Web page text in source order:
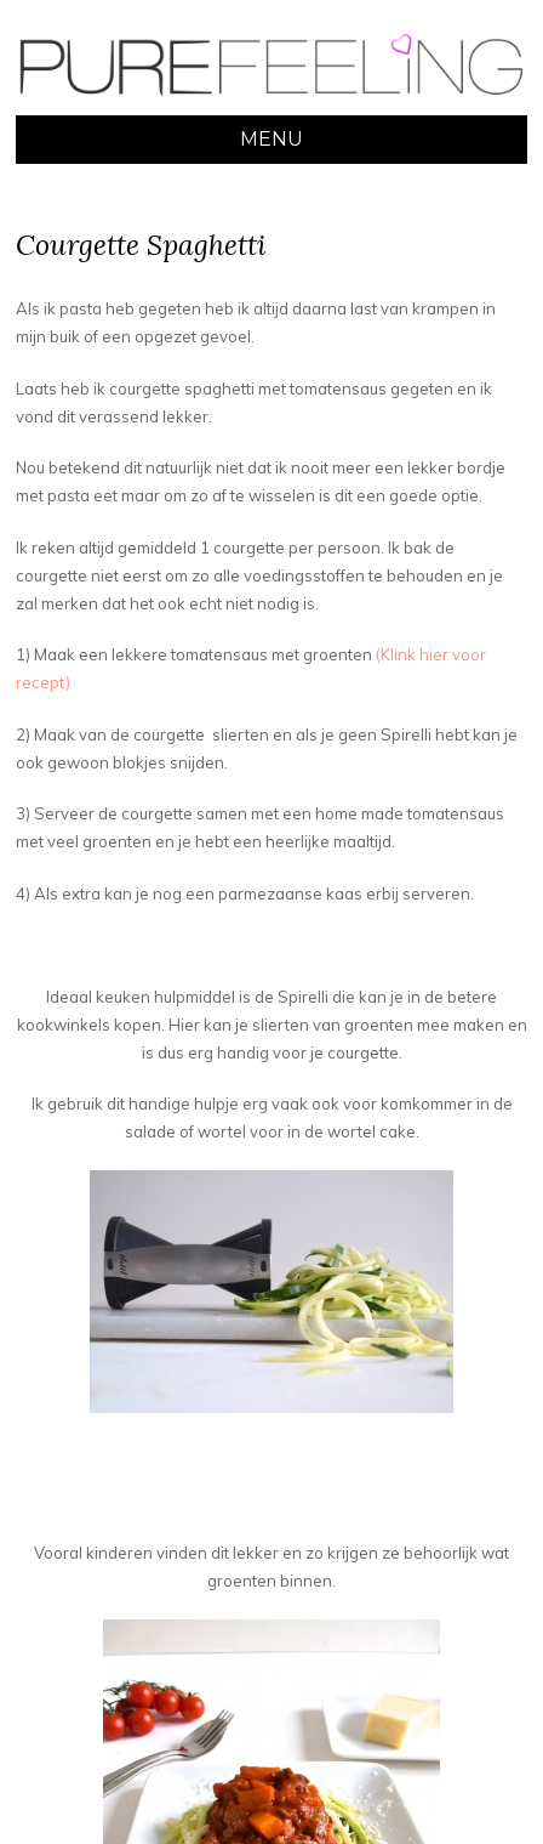
MENU
CONTENT
Courgette Spaghetti
Als ik pasta heb gegeten heb ik altijd daarna last van krampen in
mijn buik of een opgezet gevoel.
Laats heb ik courgette spaghetti met tomatensaus gegeten en ik
vond dit verassend lekker.
Nou betekend dit natuurlijk niet dat ik nooit meer een lekker bordje
met pasta eet maar om zo af te wisselen is dit een goede optie.
Ik reken altijd gemiddeld 1 courgette per persoon. Ik bak de
courgette niet eerst om zo alle voedingsstoffen te behouden en je
zal merken dat het ook echt niet nodig is.
1) Maak een lekkere tomatensaus met groenten (Klink hier voor
recept)
2) Maak van de courgette slierten en als je geen Spirelli hebt kan je
ook gewoon blokjes snijden.
3) Serveer de courgette samen met een home made tomatensaus
met veel groenten en je hebt een heerlijke maaltijd.
4) Als extra kan je nog een parmezaanse kaas erbij serveren.
Ideaal keuken hulpmiddel is de Spirelli die kan je in de betere
kookwinkels kopen. Hier kan je slierten van groenten mee maken en
is dus erg handig voor je courgette.
Ik gebruik dit handige hulpje erg vaak ook voor komkommer in de
salade of wortel voor in de wortel cake.
Vooral kinderen vinden dit lekker en zo krijgen ze behoorlijk wat
groenten binnen.